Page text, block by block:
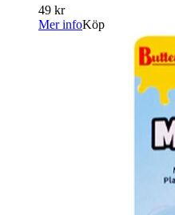
49 kr
Mer infoKöp